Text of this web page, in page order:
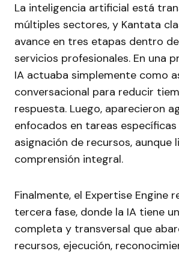
La inteligencia artificial está
múltiples sectores, y Kantata
avance en tres etapas dentro
servicios profesionales. En una
IA actuaba simplemente como
conversacional para reducir
respuesta. Luego, aparecieron
enfocados en tareas
asignación de recursos, aunque
comprensión integral.
Finalmente, el Expertise Engine
tercera fase, donde la IA tiene
completa y transversal que
recursos, ejecución,